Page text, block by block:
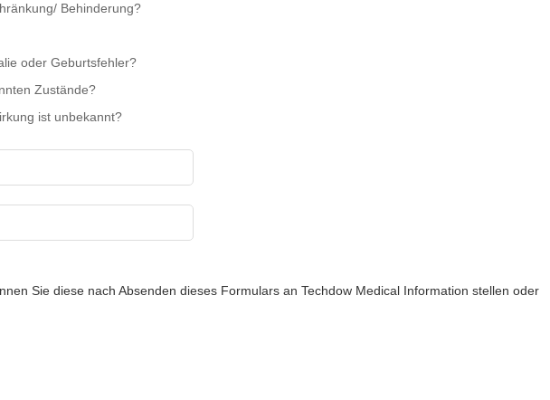
Behinderung?
oder Geburtsfehler?
Zustände?
ist unbekannt?
Sie diese nach Absenden dieses Formulars an Techdow Medical Information stellen oder